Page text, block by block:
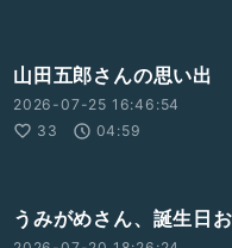
山田五郎さんの思い出
2026-07-25 16:46:54
33
04:59
うみがめさん、誕生日